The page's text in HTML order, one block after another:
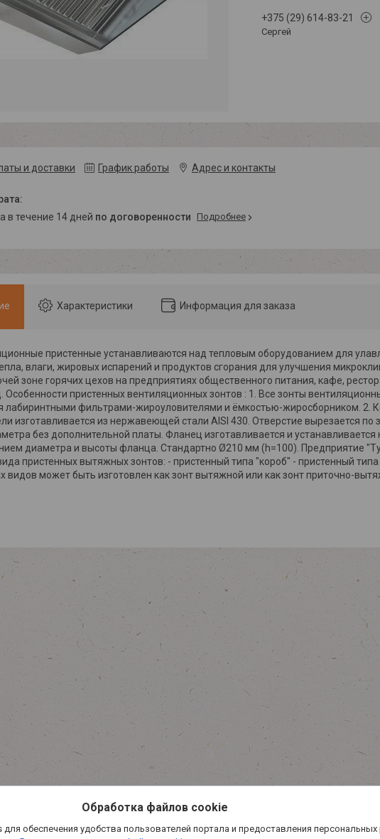
+375 (29) 614-83-21
Сергей
и доставки График работы Адрес и контакты
в течение 14 дней по договоренности Подробнее
Характеристики Информация для заказа
пристенные устанавливаются над тепловым оборудованием для
влаги, жировых испарений и продуктов сгорания для улучшения
зоне горячих цехов на предприятиях общественного питания, кафе,
Особенности пристенных вентиляционных зонтов : 1. Все зонты
лабиринтными фильтрами-жироуловителями и ёмкостью-жиросборником. 2.
изготавливается из нержавеющей стали AISI 430. Отверстие вырезается по
без дополнительной платы. Фланец изготавливается и устанавливается
диаметра и высоты фланца. Стандартно Ø210 мм (h=100). Предприятие
пристенных вытяжных зонтов: - пристенный типа "короб" - пристенный
видов может быть изготовлен как зонт вытяжной или как зонт приточно-
Обработка файлов cookie
обеспечения удобства пользователей портала и предоставления персональных